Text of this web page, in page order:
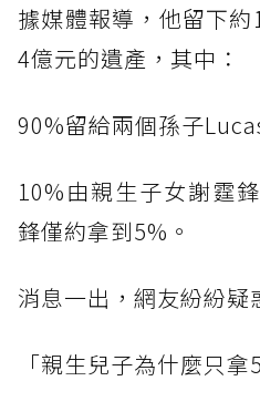
據媒體報導，他留下
4億元的遺產，其中：
90%留給兩個孫子
10%由親生子女謝霆
鋒僅約拿到5%。
消息一出，網友紛紛疑
「親生兒子為什麼只拿